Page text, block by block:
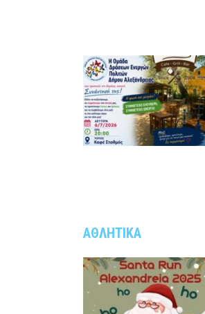
ΑΘΛΗΤΙΚΑ